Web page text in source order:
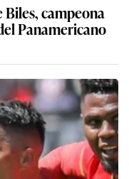
Biles, campeona
Panamericano